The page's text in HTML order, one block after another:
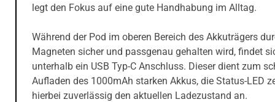
legt den Fokus auf eine gute Handhabung im Alltag.
Während der Pod im oberen Bereich des Akkuträgers
Magneten sicher und passgenau gehalten wird, findet
unterhalb ein USB Typ-C Anschluss. Dieser dient zum
Aufladen des 1000mAh starken Akkus, die Status-LED
hierbei zuverlässig den aktuellen Ladezustand an.